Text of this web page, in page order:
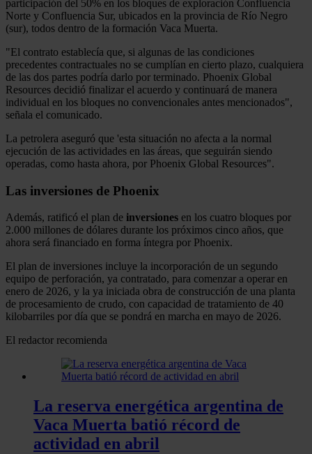
participación del 50% en los bloques de exploración Confluencia
Norte y Confluencia Sur, ubicados en la provincia de Río Negro
(sur), todos dentro de la formación Vaca Muerta.
"El contrato establecía que, si algunas de las condiciones
precedentes contractuales no se cumplían en cierto plazo, cualquiera
de las dos partes podría darlo por terminado. Phoenix Global
Resources decidió finalizar el acuerdo y continuará de manera
individual en los bloques no convencionales antes mencionados",
señala el comunicado.
La petrolera aseguró que 'esta situación no afecta a la normal
ejecución de las actividades en las áreas, que seguirán siendo
operadas, como hasta ahora, por Phoenix Global Resources".
Las inversiones de Phoenix
Además, ratificó el plan de inversiones en los cuatro bloques por
2.000 millones de dólares durante los próximos cinco años, que
ahora será financiado en forma íntegra por Phoenix.
El plan de inversiones incluye la incorporación de un segundo
equipo de perforación, ya contratado, para comenzar a operar en
enero de 2026, y la ya iniciada obra de construcción de una planta
de procesamiento de crudo, con capacidad de tratamiento de 40
kilobarriles por día que se pondrá en marcha en mayo de 2026.
El redactor recomienda
La reserva energética argentina de
Vaca Muerta batió récord de
actividad en abril